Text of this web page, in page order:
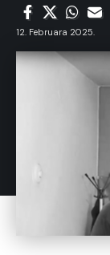
12. Februara 2025.